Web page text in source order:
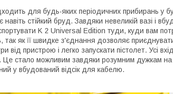
для будь-яких періодичних прибирань у
стійкий бруд. Завдяки невеликій вазі і
K 2 Universal Edition туди, куди вам
як її швидке з'єднання дозволяє
пристрою і легко запускати пістолет. Усі
стало можливим завдяки розумним дужкам на
у вбудований відсік для кабелю.